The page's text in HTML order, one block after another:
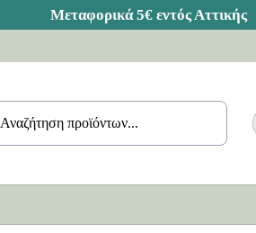
Αναζήτηση προϊόντων...